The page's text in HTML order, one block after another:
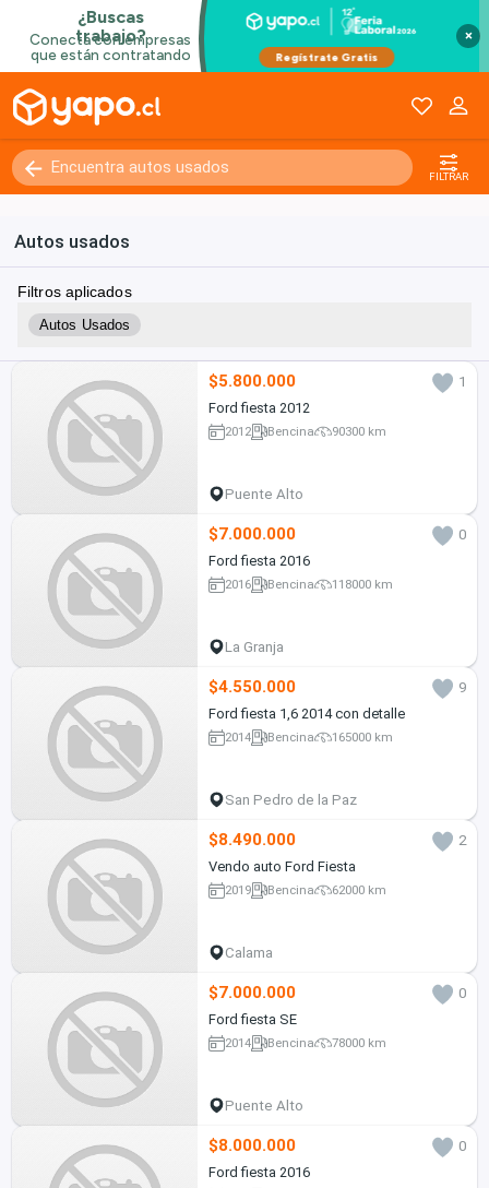
×
FILTRAR
Autos usados
Filtros aplicados
Autos Usados
$5.800.000
1
Ford fiesta 2012
2012 Bencina 90300 km
Puente Alto
$7.000.000
0
Ford fiesta 2016
2016 Bencina 118000 km
La Granja
$4.550.000
9
Ford fiesta 1,6 2014 con detalle
2014 Bencina 165000 km
San Pedro de la Paz
$8.490.000
2
Vendo auto Ford Fiesta
2019 Bencina 62000 km
Calama
$7.000.000
0
Ford fiesta SE
2014 Bencina 78000 km
Puente Alto
$8.000.000
0
Ford fiesta 2016